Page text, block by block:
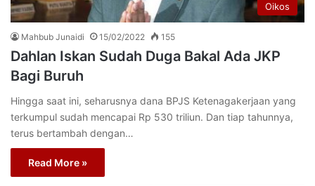
Oikos
Mahbub Junaidi 15/02/2022 155
Dahlan Iskan Sudah Duga Bakal Ada JKP
Bagi Buruh
Hingga saat ini, seharusnya dana BPJS Ketenagakerjaan yang
terkumpul sudah mencapai Rp 530 triliun. Dan tiap tahunnya,
terus bertambah dengan…
Read More »